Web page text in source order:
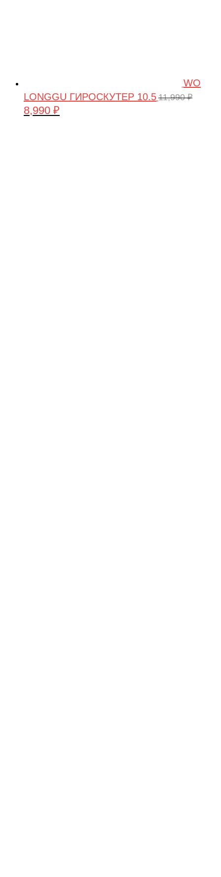
WO
LONGGU ГИРОСКУТЕР 10.5 11,990₽
Первоначальная
8,990 ₽